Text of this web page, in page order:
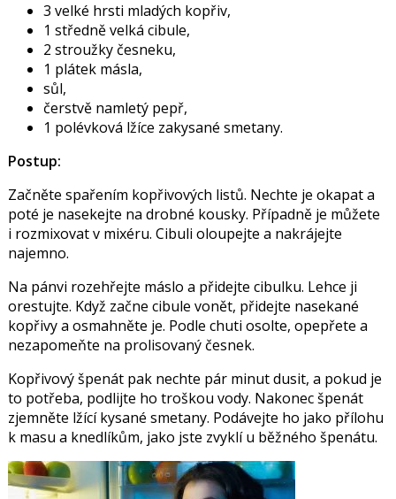
3 velké hrsti mladých kopřiv,
1 středně velká cibule,
2 stroužky česneku,
1 plátek másla,
sůl,
čerstvě namletý pepř,
1 polévková lžíce zakysané smetany.
Postup:
Začněte spařením kopřivových listů. Nechte je okapat a
poté je nasekejte na drobné kousky. Případně je můžete
i rozmixovat v mixéru. Cibuli oloupejte a nakrájejte
najemno.
Na pánvi rozehřejte máslo a přidejte cibulku. Lehce ji
orestujte. Když začne cibule vonět, přidejte nasekané
kopřivy a osmahněte je. Podle chuti osolte, opepřete a
nezapomeňte na prolisovaný česnek.
Kopřivový špenát pak nechte pár minut dusit, a pokud je
to potřeba, podlijte ho troškou vody. Nakonec špenát
zjemněte lžící kysané smetany. Podávejte ho jako přílohu
k masu a knedlíkům, jako jste zvyklí u běžného špenátu.